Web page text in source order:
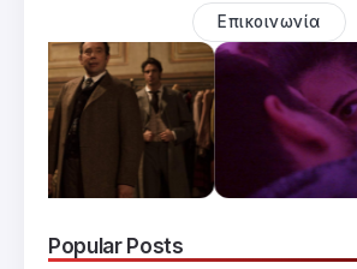
Επικοινωνία
Popular Posts